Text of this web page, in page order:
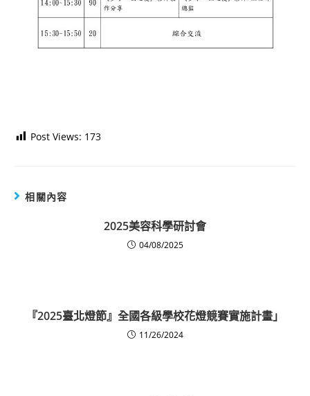
Post Views: 173
相關內容
2025美容科學研討會
04/08/2025
『2025臺北燈節』全國各級學校花燈競賽實施計畫」
11/26/2024